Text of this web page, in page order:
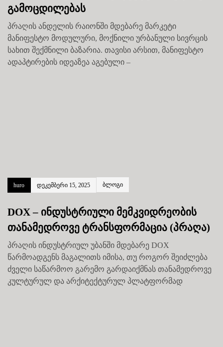
გამოცდილებას
პრაღის ანდელის რაიონში მდებარე მარკეტი
მანიფესტო მოდულური, მოქნილი ურბანული სივრცის
სახით შექმნილი ბაზარია. თავისი არსით, მანიფესტო
ადაპტირების იდეაზეა აგებული –
huro დეკემბერი 15, 2025 ბლოგი
DOX – ინდუსტრიული მემკვიდრეობის
თანამედროვე ტრანსფორმაცია (პრაღა)
პრაღის ინდუსტრიულ უბანში მდებარე DOX
წარმოადგენს მაგალითს იმისა, თუ როგორ შეიძლება
ძველი საწარმოო გარემო გარდაიქმნას თანამედროვე
კულტურულ და არქიტექტურულ პლატფორმად